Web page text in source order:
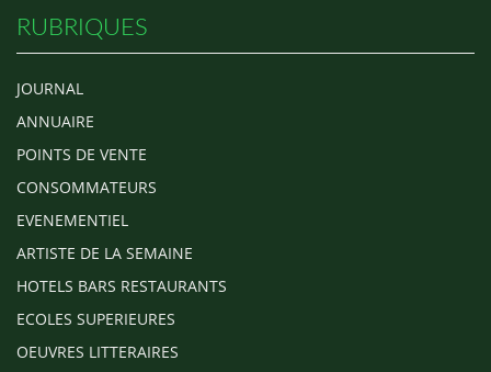
RUBRIQUES
JOURNAL
ANNUAIRE
POINTS DE VENTE
CONSOMMATEURS
EVENEMENTIEL
ARTISTE DE LA SEMAINE
HOTELS BARS RESTAURANTS
ECOLES SUPERIEURES
OEUVRES LITTERAIRES